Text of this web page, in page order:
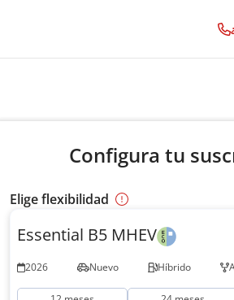
Configura tu
Elige flexibilidad
Essential B5 MHEV
2026 Nuevo Híbrido